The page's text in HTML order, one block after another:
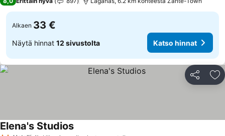
Alkaen 33 €
Näytä hinnat 12 sivustolta Katso hinnat
Jaa
Elena's Studios